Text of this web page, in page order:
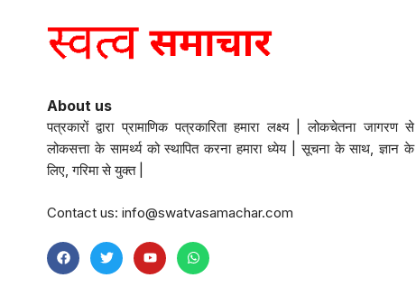
About us
पत्रकारों द्वारा प्रामाणिक पत्रकारिता हमारा लक्ष्य | लोकचेतना जागरण से
लोकसत्ता के सामर्थ्य को स्थापित करना हमारा ध्येय | सूचना के साथ, ज्ञान के
लिए, गरिमा से युक्त |
Contact us: info@swatvasamachar.com